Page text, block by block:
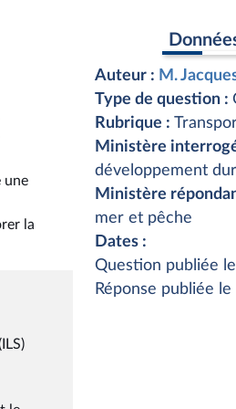
une
la
Auteur : M.
Type de question :
Rubrique :
Ministère
développement
Ministère
mer et pêche
Dates :
Question publiée le
Réponse publiée le